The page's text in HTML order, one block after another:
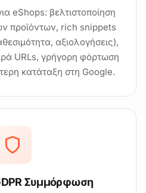
eShops: βελτιστοποίηση
προϊόντων, rich snippets
αξιολογήσεις),
URLs, γρήγορη φόρτωση
κατάταξη στη Google.
Συμμόρφωση